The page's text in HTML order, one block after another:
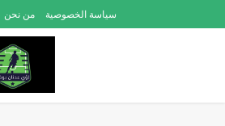
سياسة الخصوصية من نحن